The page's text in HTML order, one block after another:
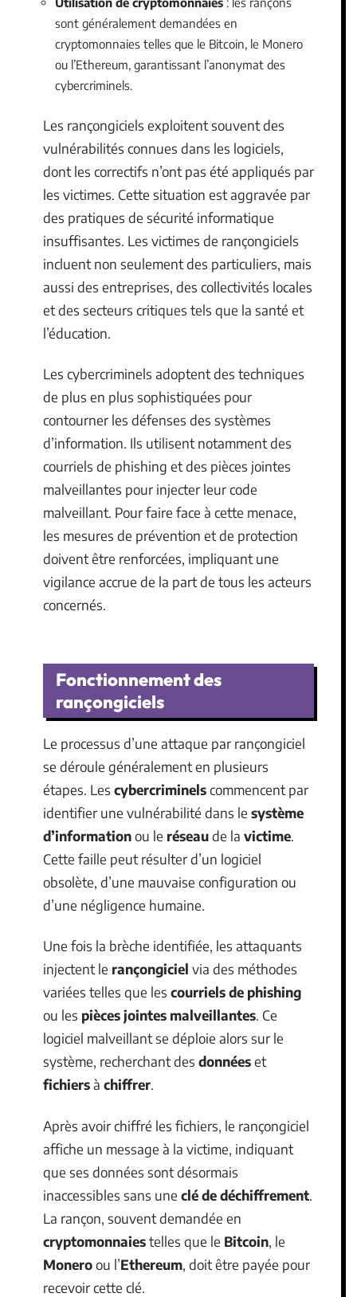
sont généralement demandées en
cryptomonnaies telles que le Bitcoin, le Monero
ou l’Ethereum, garantissant l’anonymat des
cybercriminels.
Les rançongiciels exploitent souvent des
vulnérabilités connues dans les logiciels,
dont les correctifs n’ont pas été appliqués par
les victimes. Cette situation est aggravée par
des pratiques de sécurité informatique
insuffisantes. Les victimes de rançongiciels
incluent non seulement des particuliers, mais
aussi des entreprises, des collectivités locales
et des secteurs critiques tels que la santé et
l’éducation.
Les cybercriminels adoptent des techniques
de plus en plus sophistiquées pour
contourner les défenses des systèmes
d’information. Ils utilisent notamment des
courriels de phishing et des pièces jointes
malveillantes pour injecter leur code
malveillant. Pour faire face à cette menace,
les mesures de prévention et de protection
doivent être renforcées, impliquant une
vigilance accrue de la part de tous les acteurs
concernés.
Fonctionnement des
rançongiciels
Le processus d’une attaque par rançongiciel
se déroule généralement en plusieurs
étapes. Les cybercriminelscommencent par
identifier une vulnérabilité dans le système
d’informationou le réseaude la victime.
Cette faille peut résulter d’un logiciel
obsolète, d’une mauvaise configuration ou
d’une négligence humaine.
Une fois la brèche identifiée, les attaquants
injectent le rançongiciel via des méthodes
variées telles que les courriels de phishing
ou les pièces jointes malveillantes. Ce
logiciel malveillant se déploie alors sur le
système, recherchant des donnéeset
fichiersà chiffrer.
Après avoir chiffré les fichiers, le rançongiciel
affiche un message à la victime, indiquant
que ses données sont désormais
inaccessibles sans une clé de déchiffrement.
La rançon, souvent demandée en
cryptomonnaiestelles que le Bitcoin, le
Moneroou l’Ethereum, doit être payée pour
recevoir cette clé.